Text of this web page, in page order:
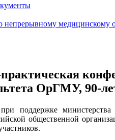
непрерывному медицинскому
ОрГМУ, 90-
министерства
общественной